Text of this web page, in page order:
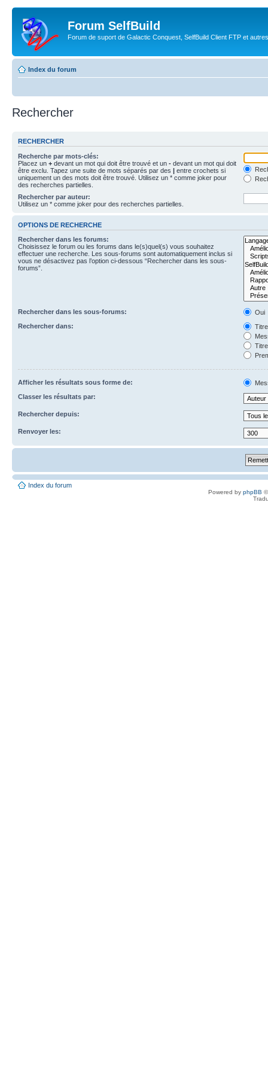
Forum SelfBuild
Forum de suport de Galactic Conquest, SelfBuild Client FTP et
Index du forum
Rechercher
RECHERCHER
Recherche par mots-clés:
Placez un + devant un mot qui doit être trouvé et un - devant un mot qui doit
être exclu. Tapez une suite de mots séparés par des | entre crochets si
uniquement un des mots doit être trouvé. Utilisez un * comme joker pour
des recherches partielles.
Rechercher par auteur:
Utilisez un * comme joker pour des recherches partielles.
OPTIONS DE RECHERCHE
Rechercher dans les forums:
Choisissez le forum ou les forums dans le(s)quel(s) vous souhaitez
effectuer une recherche. Les sous-forums sont automatiquement inclus si
vous ne désactivez pas l’option ci-dessous “Rechercher dans les sous-
forums”.
Rechercher dans les sous-forums:
Oui
Rechercher dans:
Afficher les résultats sous forme de:
Classer les résultats par:
Rechercher depuis:
Renvoyer les:
Index du forum
Powered by phpBB